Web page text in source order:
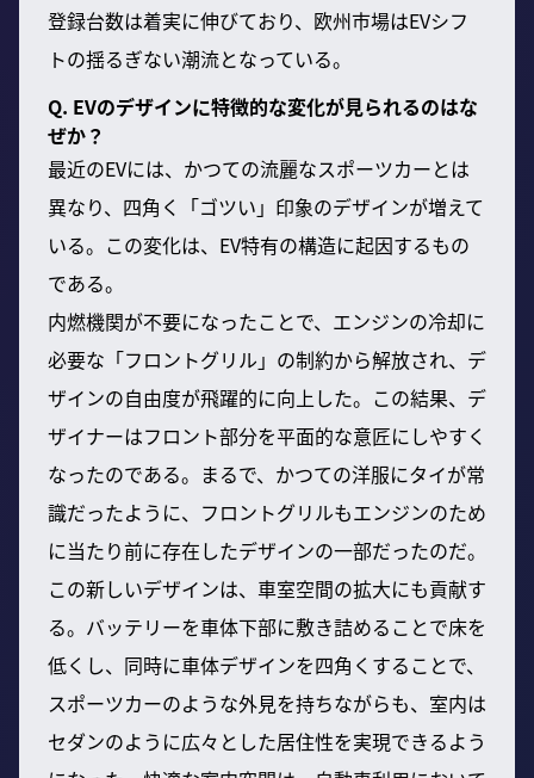
登録台数は着実に伸びており、欧州市場はEVシフ
トの揺るぎない潮流となっている。
Q. EVのデザインに特徴的な変化が見られるのはな
ぜか？
最近のEVには、かつての流麗なスポーツカーとは
異なり、四角く「ゴツい」印象のデザインが増えて
いる。この変化は、EV特有の構造に起因するもの
である。
内燃機関が不要になったことで、エンジンの冷却に
必要な「フロントグリル」の制約から解放され、デ
ザインの自由度が飛躍的に向上した。この結果、デ
ザイナーはフロント部分を平面的な意匠にしやすく
なったのである。まるで、かつての洋服にタイが常
識だったように、フロントグリルもエンジンのため
に当たり前に存在したデザインの一部だったのだ。
この新しいデザインは、車室空間の拡大にも貢献す
る。バッテリーを車体下部に敷き詰めることで床を
低くし、同時に車体デザインを四角くすることで、
スポーツカーのような外見を持ちながらも、室内は
セダンのように広々とした居住性を実現できるよう